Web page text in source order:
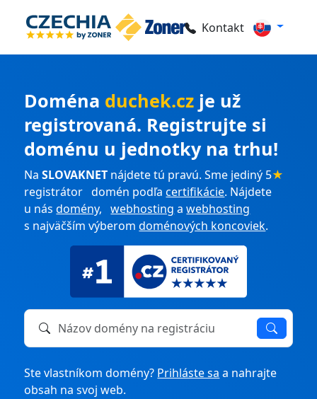
Kontakt
Doména duchek.cz je už
registrovaná. Registrujte si
doménu u jednotky na trhu!
NaSLOVAKNET nájdete tú pravú. Sme jediný 5★
registrátor domén podľacertifikácie. Nájdete
u násdomény,webhosting awebhosting
s najväčším výberomdoménových koncoviek.
Názov domény na registráciu alebo prevod
Ste vlastníkom domény? Prihláste sa a nahrajte
obsah na svoj web.